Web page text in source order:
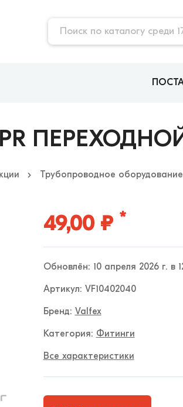
Трубопроводное оборудование
49,00 ₽ *
Обновлён: 10 апреля 2026 г. в
Артикул: VF10402040
Бренд: Valfex
Категория: Фитинги
Все характеристики